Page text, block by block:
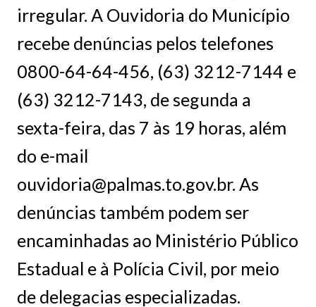
irregular. A Ouvidoria do Município
recebe denúncias pelos telefones
0800-64-64-456, (63) 3212-7144 e
(63) 3212-7143, de segunda a
sexta-feira, das 7 às 19 horas, além
do e-mail
ouvidoria@palmas.to.gov.br. As
denúncias também podem ser
encaminhadas ao Ministério Público
Estadual e à Polícia Civil, por meio
de delegacias especializadas.